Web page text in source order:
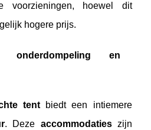
voorzieningen, hoewel dit
hogere prijs.
onderdompeling en
tentbiedt een intiemere
. Deze accommodatieszijn